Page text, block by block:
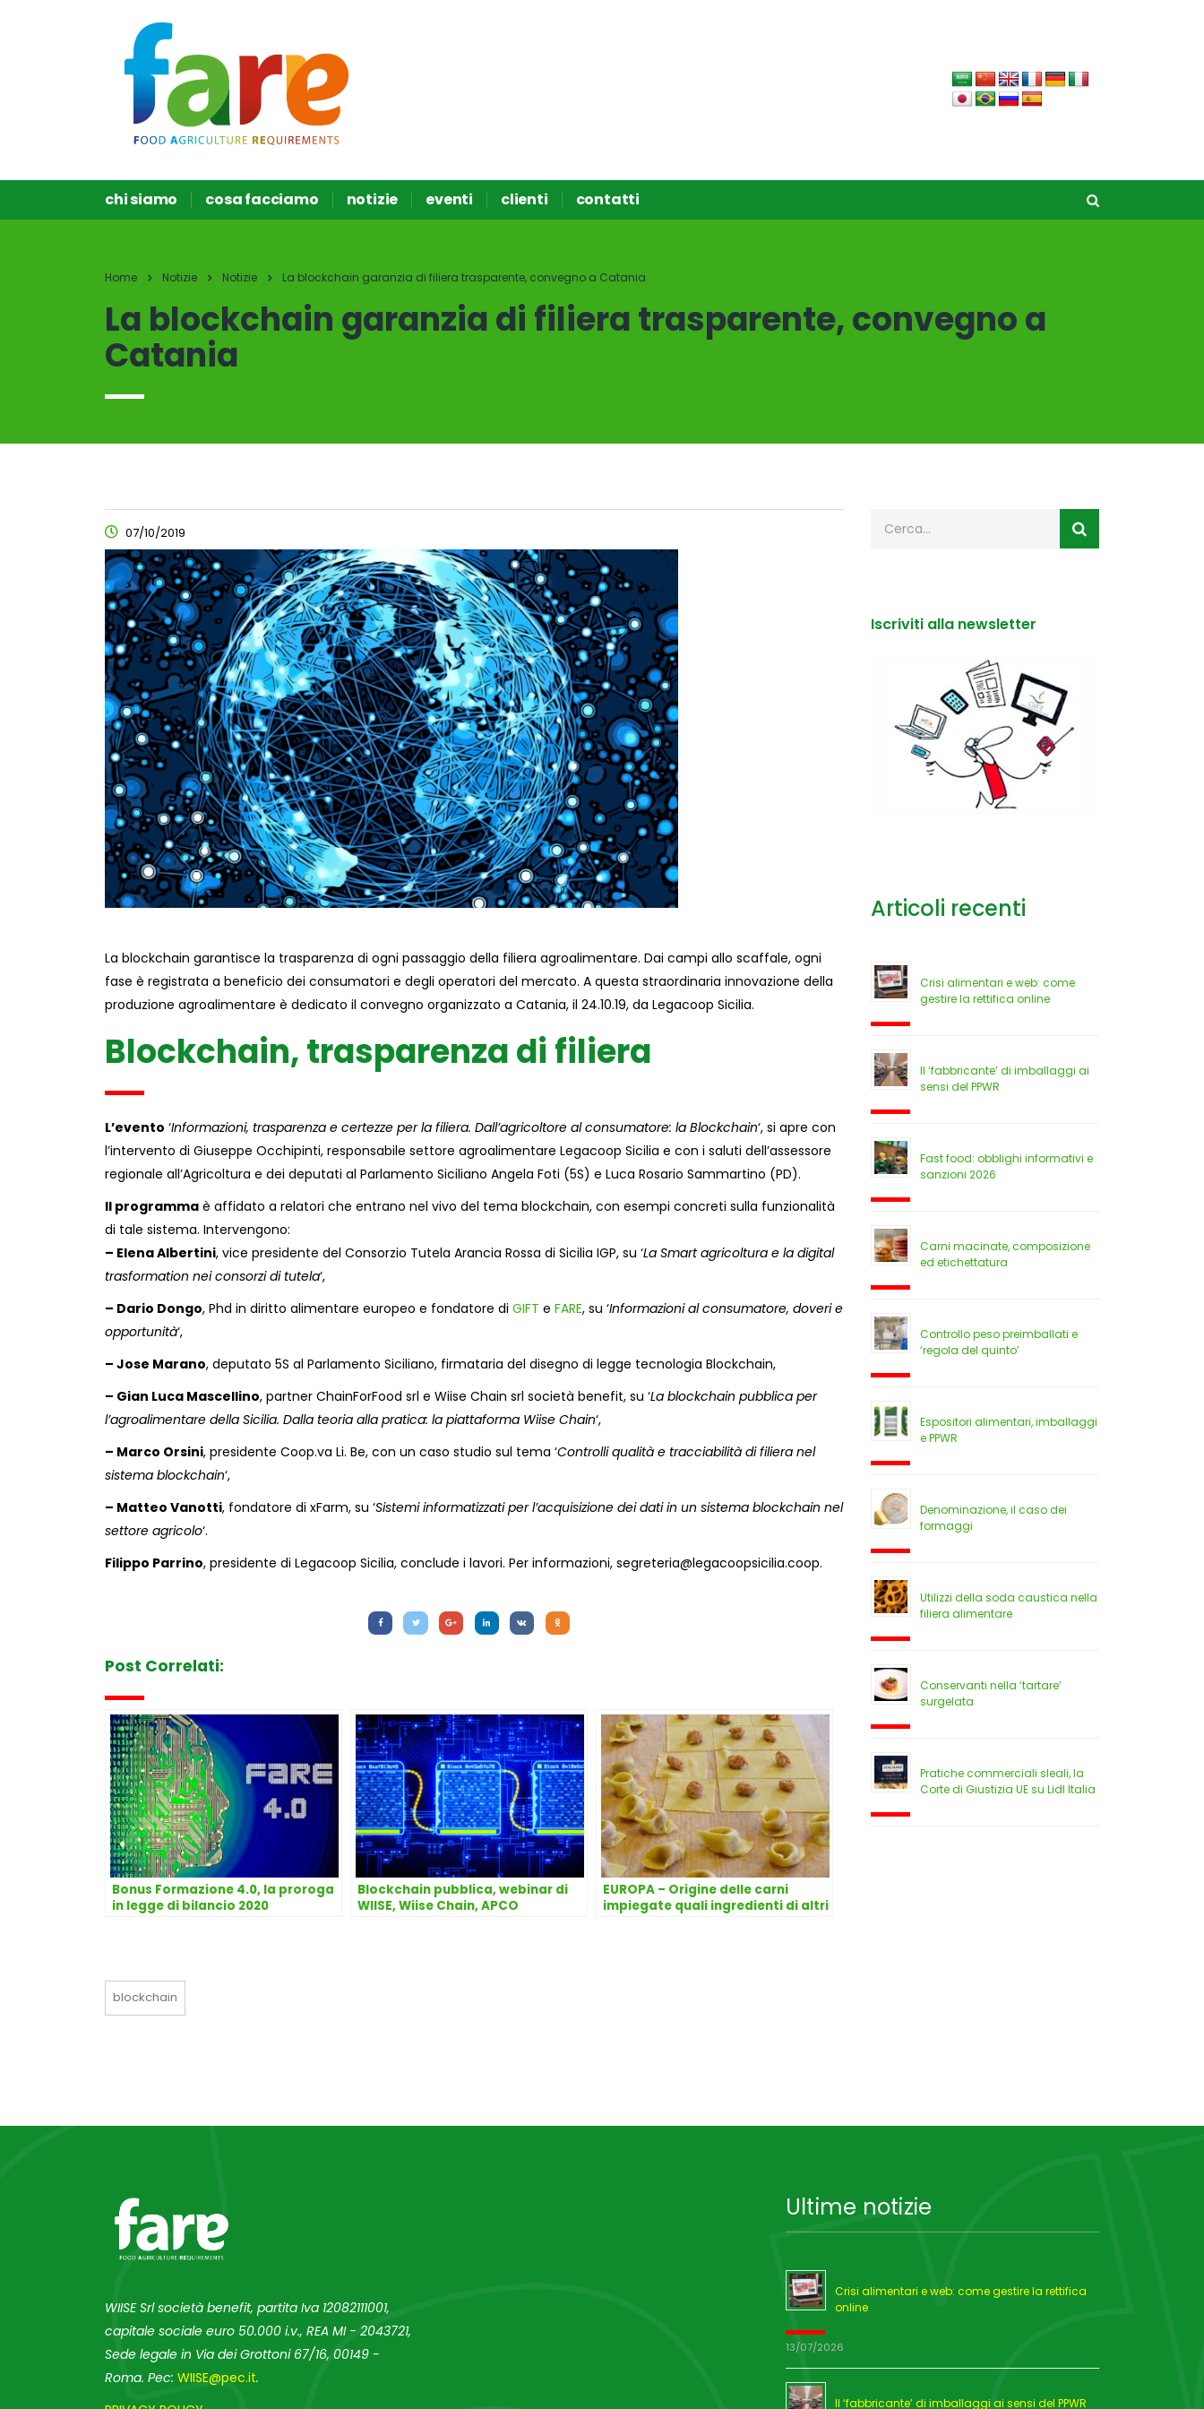
chi siamo cosa facciamo notizie eventi clienti contatti
Home Notizie Notizie La blockchain garanzia di filiera trasparente, convegno a Catania
La blockchain garanzia di filiera trasparente, convegno a
Catania
07/10/2019
La blockchain garantisce la trasparenza di ogni passaggio della filiera agroalimentare. Dai campi allo scaffale, ogni
fase è registrata a beneficio dei consumatori e degli operatori del mercato. A questa straordinaria innovazione della
produzione agroalimentare è dedicato il convegno organizzato a Catania, il 24.10.19, da Legacoop Sicilia.
Blockchain, trasparenza di filiera
L’evento ‘Informazioni, trasparenza e certezze per la filiera. Dall’agricoltore al consumatore: la Blockchain‘, si apre con
l’intervento di Giuseppe Occhipinti, responsabile settore agroalimentare Legacoop Sicilia e con i saluti dell’assessore
regionale all’Agricoltura e dei deputati al Parlamento Siciliano Angela Foti (5S) e Luca Rosario Sammartino (PD).
Il programma è affidato a relatori che entrano nel vivo del tema blockchain, con esempi concreti sulla funzionalità
di tale sistema. Intervengono:
– Elena Albertini, vice presidente del Consorzio Tutela Arancia Rossa di Sicilia IGP, su ‘La Smart agricoltura e la digital
trasformation nei consorzi di tutela‘,
– Dario Dongo, Phd in diritto alimentare europeo e fondatore di GIFT e FARE, su ‘Informazioni al consumatore, doveri e
opportunità‘,
– Jose Marano, deputato 5S al Parlamento Siciliano, firmataria del disegno di legge tecnologia Blockchain,
– Gian Luca Mascellino, partner ChainForFood srl e Wiise Chain srl società benefit, su ‘La blockchain pubblica per
l’agroalimentare della Sicilia. Dalla teoria alla pratica: la piattaforma Wiise Chain‘,
– Marco Orsini, presidente Coop.va Li. Be, con un caso studio sul tema ‘Controlli qualità e tracciabilità di filiera nel
sistema blockchain‘,
– Matteo Vanotti, fondatore di xFarm, su ‘Sistemi informatizzati per l’acquisizione dei dati in un sistema blockchain nel
settore agricolo‘.
Filippo Parrino, presidente di Legacoop Sicilia, conclude i lavori. Per informazioni, segreteria@legacoopsicilia.coop.
Post Correlati:
Bonus Formazione 4.0, la proroga
in legge di bilancio 2020
Blockchain pubblica, webinar di
WIISE, Wiise Chain, APCO
EUROPA – Origine delle carni
impiegate quali ingredienti di altri
blockchain
Iscriviti alla newsletter
Articoli recenti
Crisi alimentari e web: come
gestire la rettifica online
Il ‘fabbricante’ di imballaggi ai
sensi del PPWR
Fast food: obblighi informativi e
sanzioni 2026
Carni macinate, composizione
ed etichettatura
Controllo peso preimballati e
‘regola del quinto’
Espositori alimentari, imballaggi
e PPWR
Denominazione, il caso dei
formaggi
Utilizzi della soda caustica nella
filiera alimentare
Conservanti nella ‘tartare’
surgelata
Pratiche commerciali sleali, la
Corte di Giustizia UE su Lidl Italia
WIISE Srl società benefit, partita Iva 12082111001,
capitale sociale euro 50.000 i.v., REA MI - 2043721,
Sede legale in Via dei Grottoni 67/16, 00149 -
Roma. Pec: WIISE@pec.it.
Ultime notizie
Crisi alimentari e web: come gestire la rettifica
online
13/07/2026
Il ‘fabbricante’ di imballaggi ai sensi del PPWR